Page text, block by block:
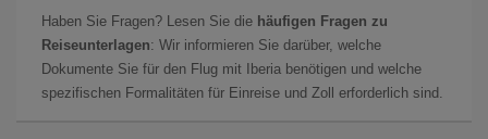
Haben Sie Fragen? Lesen Sie die häufigen Fragen zu
Reiseunterlagen: Wir informieren Sie darüber, welche
Dokumente Sie für den Flug mit Iberia benötigen und welche
spezifischen Formalitäten für Einreise und Zoll erforderlich sind.